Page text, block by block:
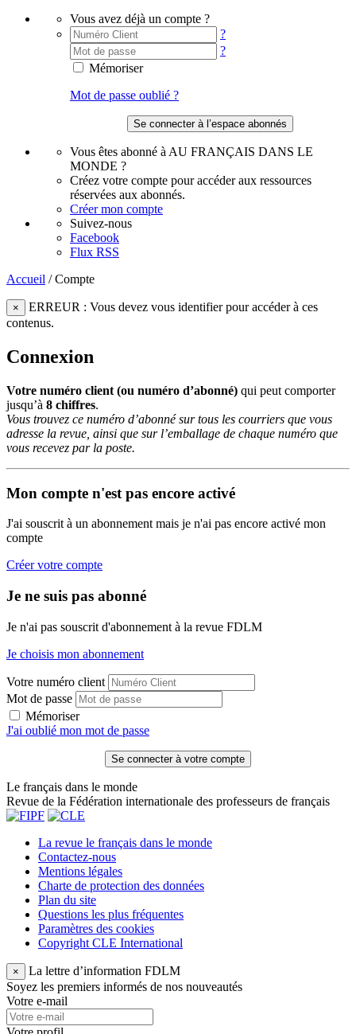
Vous avez déjà un compte ?
?
?
Mémoriser
Mot de passe oublié ?
Vous êtes abonné à AU FRANÇAIS DANS LE
MONDE ?
Créez votre compte pour accéder aux ressources
réservées aux abonnés.
Créer mon compte
Suivez-nous
Facebook
Flux RSS
Accueil /Compte
×
ERREUR : Vous devez vous identifier pour accéder à ces
contenus.
Connexion
Votre numéro client (ou numéro d’abonné) qui peut comporter
jusqu’à 8 chiffres.
Vous trouvez ce numéro d’abonné sur tous les courriers que vous
adresse la revue, ainsi que sur l’emballage de chaque numéro que
vous recevez par la poste.
Mon compte n'est pas encore activé
J'ai souscrit à un abonnement mais je n'ai pas encore activé mon
compte
Créer votre compte
Je ne suis pas abonné
Je n'ai pas souscrit d'abonnement à la revue FDLM
Je choisis mon abonnement
Votre numéro client
Mot de passe
Mémoriser
J'ai oublié mon mot de passe
Le français dans le monde
Revue de la Fédération internationale des professeurs de français
La revue le français dans le monde
Contactez-nous
Mentions légales
Charte de protection des données
Plan du site
Questions les plus fréquentes
Paramètres des cookies
Copyright CLE International
×
La lettre d’information FDLM
Soyez les premiers informés de nos nouveautés
Votre e-mail